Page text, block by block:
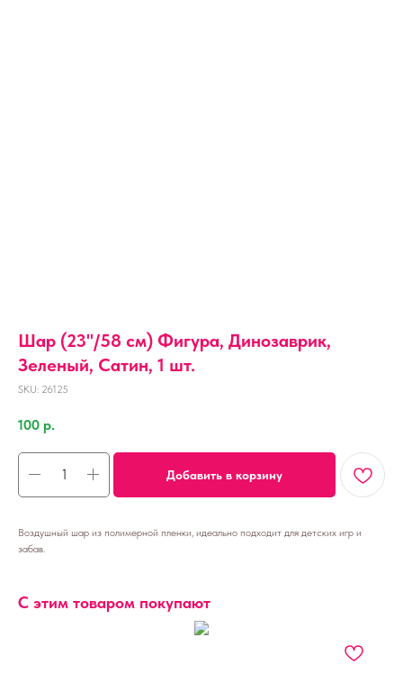
Шар (23''/58 см) Фигура, Динозаврик,
Зеленый, Сатин, 1 шт.
SKU: 26125
100 р.
Добавить в корзину
Воздушный шар из полимерной пленки, идеально подходит для детских игр и
забав.
С этим товаром покупают